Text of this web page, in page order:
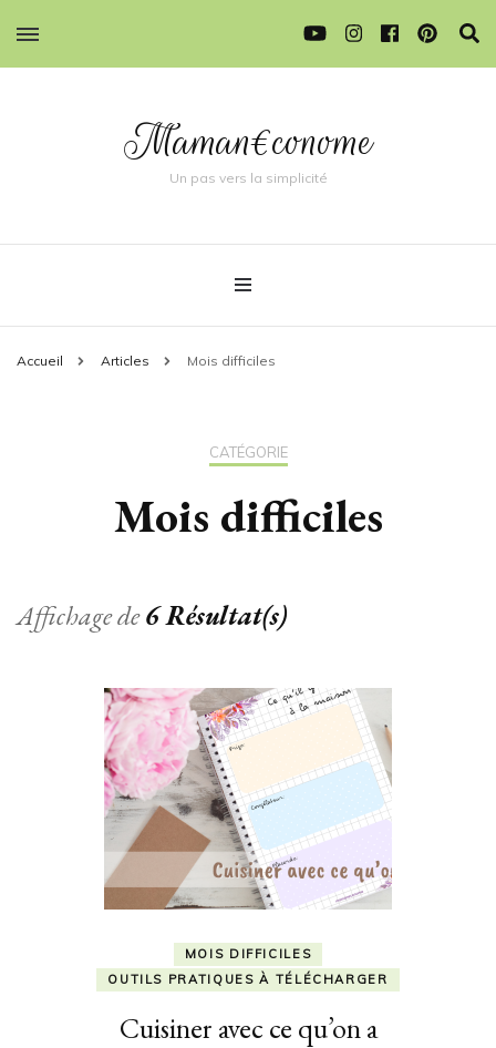
Maman€conome
Un pas vers la simplicité
Accueil Articles Mois difficiles
CATÉGORIE
Mois difficiles
Affichage de6 Résultat(s)
MOIS DIFFICILES
OUTILS PRATIQUES À TÉLÉCHARGER
Cuisiner avec ce qu’on a